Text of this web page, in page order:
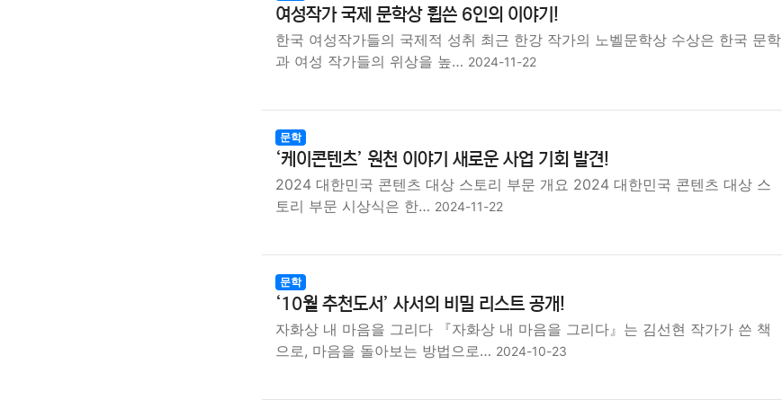
여성작가 국제 문학상 휩쓴 6인의 이야기!
한국 여성작가들의 국제적 성취 최근 한강 작가의 노벨문학상 수상은 한국 문학
과 여성 작가들의 위상을 높… 2024-11-22
문학
‘케이콘텐츠’ 원천 이야기 새로운 사업 기회 발견!
2024 대한민국 콘텐츠 대상 스토리 부문 개요 2024 대한민국 콘텐츠 대상 스
토리 부문 시상식은 한… 2024-11-22
문학
‘10월 추천도서’ 사서의 비밀 리스트 공개!
자화상 내 마음을 그리다 『자화상 내 마음을 그리다』는 김선현 작가가 쓴 책
으로, 마음을 돌아보는 방법으로… 2024-10-23